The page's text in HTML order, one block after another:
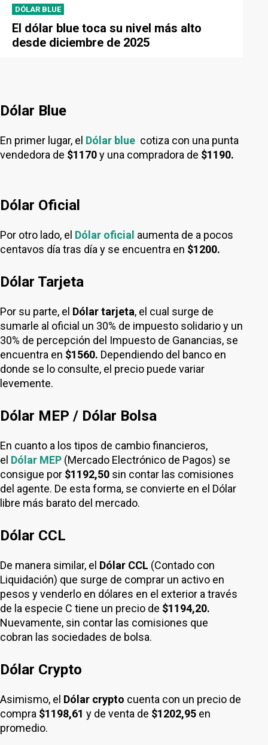
DÓLAR BLUE
El dólar blue toca su nivel más alto
desde diciembre de 2025
Dólar Blue
En primer lugar, el Dólar blue cotiza con una punta
vendedora de $1170y una compradora de $1190.
Dólar Oficial
Por otro lado, el Dólar oficial aumenta de a pocos
centavos día tras día y se encuentra en $1200.
Dólar Tarjeta
Por su parte, el Dólar tarjeta, el cual surge de
sumarle al oficial un 30% de impuesto solidario y un
30% de percepción del Impuesto de Ganancias, se
encuentra en $1560. Dependiendo del banco en
donde se lo consulte, el precio puede variar
levemente.
Dólar MEP / Dólar Bolsa
En cuanto a los tipos de cambio financieros,
el Dólar MEP (Mercado Electrónico de Pagos) se
consigue por $1192,50 sin contar las comisiones
del agente. De esta forma, se convierte en el Dólar
libre más barato del mercado.
Dólar CCL
De manera similar, el Dólar CCL (Contado con
Liquidación) que surge de comprar un activo en
pesos y venderlo en dólares en el exterior a través
de la especie C tiene un precio de $1194,20.
Nuevamente, sin contar las comisiones que
cobran las sociedades de bolsa.
Dólar Crypto
Asimismo, el Dólar crypto cuenta con un precio de
compra $1198,61 y de venta de $1202,95 en
promedio.